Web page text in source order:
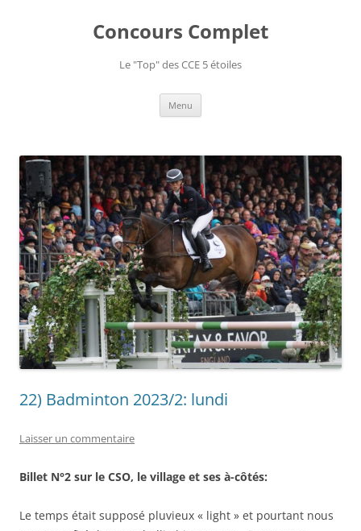
Concours Complet
Le "Top" des CCE 5 étoiles
Menu
22) Badminton 2023/2: lundi
Laisser un commentaire
Billet N°2 sur le CSO, le village et ses à-côtés:
Le temps était supposé pluvieux « light » et pourtant nous